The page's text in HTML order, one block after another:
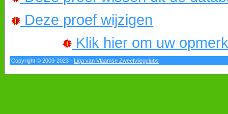
Deze proef wijzigen
Klik hier om uw
Copyright © 2003-2023 - Liga van Vlaamse Zweefvliegclubs